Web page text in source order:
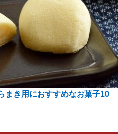
まき用におすすめなお菓子10